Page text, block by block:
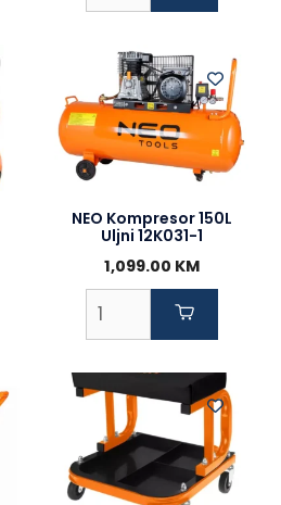
NEO Kompresor 150L
Uljni 12K031-1
1,099.00 KM